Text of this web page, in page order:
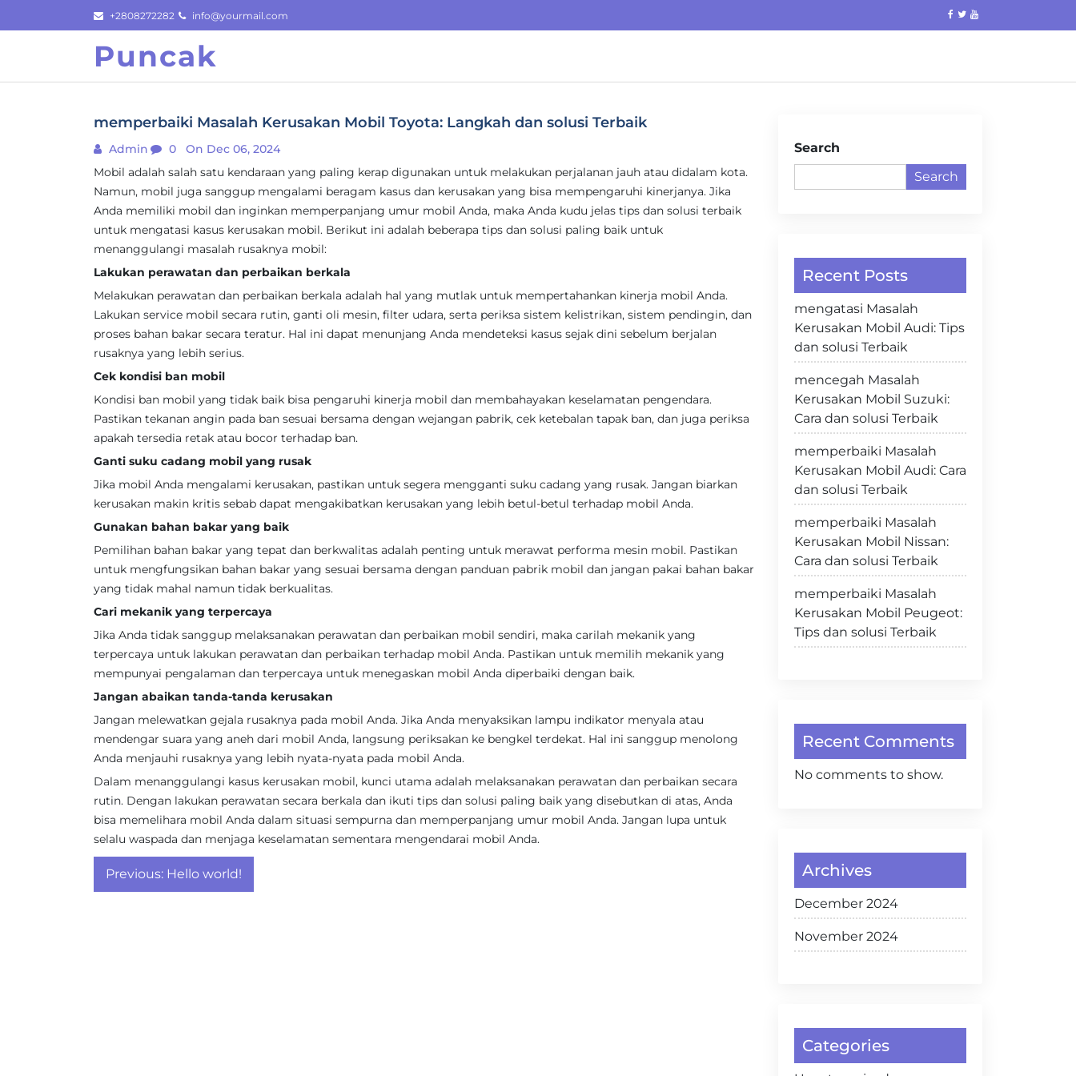
to
+2808272282 info@yourmail.com
Puncak
memperbaiki Masalah Kerusakan Mobil Toyota: Langkah dan solusi Terbaik
Admin 0
On Dec 06, 2024
Mobil adalah salah satu kendaraan yang paling kerap digunakan untuk melakukan perjalanan jauh atau didalam kota.
Namun, mobil juga sanggup mengalami beragam kasus dan kerusakan yang bisa mempengaruhi kinerjanya. Jika
Anda memiliki mobil dan inginkan memperpanjang umur mobil Anda, maka Anda kudu jelas tips dan solusi terbaik
untuk mengatasi kasus kerusakan mobil. Berikut ini adalah beberapa tips dan solusi paling baik untuk
menanggulangi masalah rusaknya mobil:
Lakukan perawatan dan perbaikan berkala
Melakukan perawatan dan perbaikan berkala adalah hal yang mutlak untuk mempertahankan kinerja mobil Anda.
Lakukan service mobil secara rutin, ganti oli mesin, filter udara, serta periksa sistem kelistrikan, sistem pendingin, dan
proses bahan bakar secara teratur. Hal ini dapat menunjang Anda mendeteksi kasus sejak dini sebelum berjalan
rusaknya yang lebih serius.
Cek kondisi ban mobil
Kondisi ban mobil yang tidak baik bisa pengaruhi kinerja mobil dan membahayakan keselamatan pengendara.
Pastikan tekanan angin pada ban sesuai bersama dengan wejangan pabrik, cek ketebalan tapak ban, dan juga periksa
apakah tersedia retak atau bocor terhadap ban.
Ganti suku cadang mobil yang rusak
Jika mobil Anda mengalami kerusakan, pastikan untuk segera mengganti suku cadang yang rusak. Jangan biarkan
kerusakan makin kritis sebab dapat mengakibatkan kerusakan yang lebih betul-betul terhadap mobil Anda.
Gunakan bahan bakar yang baik
Pemilihan bahan bakar yang tepat dan berkwalitas adalah penting untuk merawat performa mesin mobil. Pastikan
untuk mengfungsikan bahan bakar yang sesuai bersama dengan panduan pabrik mobil dan jangan pakai bahan bakar
yang tidak mahal namun tidak berkualitas.
Cari mekanik yang terpercaya
Jika Anda tidak sanggup melaksanakan perawatan dan perbaikan mobil sendiri, maka carilah mekanik yang
terpercaya untuk lakukan perawatan dan perbaikan terhadap mobil Anda. Pastikan untuk memilih mekanik yang
mempunyai pengalaman dan terpercaya untuk menegaskan mobil Anda diperbaiki dengan baik.
Jangan abaikan tanda-tanda kerusakan
Jangan melewatkan gejala rusaknya pada mobil Anda. Jika Anda menyaksikan lampu indikator menyala atau
mendengar suara yang aneh dari mobil Anda, langsung periksakan ke bengkel terdekat. Hal ini sanggup menolong
Anda menjauhi rusaknya yang lebih nyata-nyata pada mobil Anda.
Dalam menanggulangi kasus kerusakan mobil, kunci utama adalah melaksanakan perawatan dan perbaikan secara
rutin. Dengan lakukan perawatan secara berkala dan ikuti tips dan solusi paling baik yang disebutkan di atas, Anda
bisa memelihara mobil Anda dalam situasi sempurna dan memperpanjang umur mobil Anda. Jangan lupa untuk
selalu waspada dan menjaga keselamatan sementara mengendarai mobil Anda.
Post
navigation
Previous: Hello world!
Search
Search
Recent Posts
mengatasi Masalah
Kerusakan Mobil Audi: Tips
dan solusi Terbaik
mencegah Masalah
Kerusakan Mobil Suzuki:
Cara dan solusi Terbaik
memperbaiki Masalah
Kerusakan Mobil Audi: Cara
dan solusi Terbaik
memperbaiki Masalah
Kerusakan Mobil Nissan:
Cara dan solusi Terbaik
memperbaiki Masalah
Kerusakan Mobil Peugeot:
Tips dan solusi Terbaik
Recent Comments
No comments to show.
Archives
December 2024
November 2024
Categories